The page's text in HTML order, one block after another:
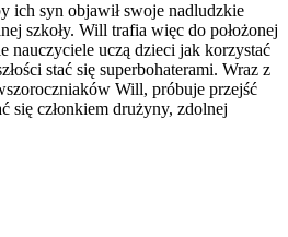
ich syn objawił swoje nadludzkie
szkoły. Will trafia więc do położonej
nauczyciele uczą dzieci jak korzystać
stać się superbohaterami. Wraz z
Will, próbuje przejść
się członkiem drużyny, zdolnej